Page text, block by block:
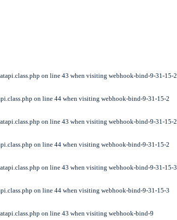
on line 43 when visiting webhook-bind-9-31-15-2
on line 44 when visiting webhook-bind-9-31-15-2
on line 43 when visiting webhook-bind-9-31-15-2
on line 44 when visiting webhook-bind-9-31-15-2
on line 43 when visiting webhook-bind-9-31-15-3
on line 44 when visiting webhook-bind-9-31-15-3
on line 43 when visiting webhook-bind-9